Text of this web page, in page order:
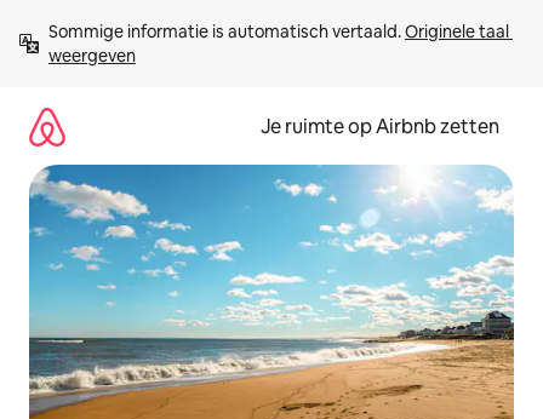
direct
naar
Sommige informatie is automatisch vertaald. Originele taal
weergeven
Je ruimte op Airbnb zetten